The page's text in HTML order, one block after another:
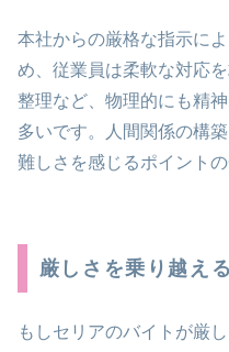
本社からの厳格な指示に
め、従業員は柔軟な対応
整理など、物理的にも精
多いです。人間関係の構
難しさを感じるポイントの
厳しさを乗り越え
もしセリアのバイトが厳